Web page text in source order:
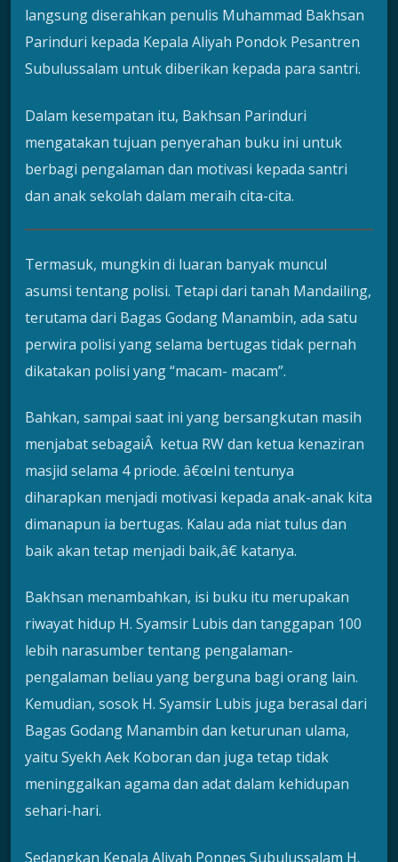
langsung diserahkan penulis Muhammad Bakhsan
Parinduri kepada Kepala Aliyah Pondok Pesantren
Subulussalam untuk diberikan kepada para santri.
Dalam kesempatan itu, Bakhsan Parinduri
mengatakan tujuan penyerahan buku ini untuk
berbagi pengalaman dan motivasi kepada santri
dan anak sekolah dalam meraih cita-cita.
Termasuk, mungkin di luaran banyak muncul
asumsi tentang polisi. Tetapi dari tanah Mandailing,
terutama dari Bagas Godang Manambin, ada satu
perwira polisi yang selama bertugas tidak pernah
dikatakan polisi yang “macam- macam”.
Bahkan, sampai saat ini yang bersangkutan masih
menjabat sebagaiÂ ketua RW dan ketua kenaziran
masjid selama 4 priode. â€œIni tentunya
diharapkan menjadi motivasi kepada anak-anak kita
dimanapun ia bertugas. Kalau ada niat tulus dan
baik akan tetap menjadi baik,â€ katanya.
Bakhsan menambahkan, isi buku itu merupakan
riwayat hidup H. Syamsir Lubis dan tanggapan 100
lebih narasumber tentang pengalaman-
pengalaman beliau yang berguna bagi orang lain.
Kemudian, sosok H. Syamsir Lubis juga berasal dari
Bagas Godang Manambin dan keturunan ulama,
yaitu Syekh Aek Koboran dan juga tetap tidak
meninggalkan agama dan adat dalam kehidupan
sehari-hari.
Sedangkan Kepala Aliyah Ponpes Subulussalam H.